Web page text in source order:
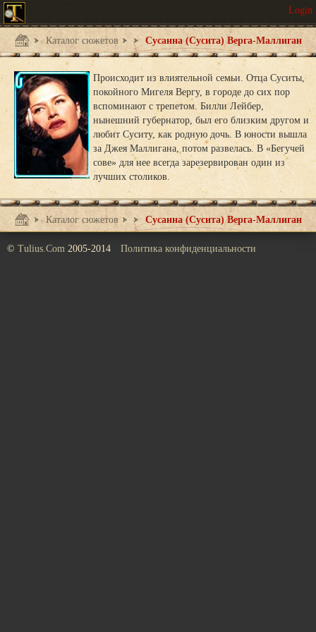
Каталог сюжетов Бегучая сова
Сусанна (Сусита) Верга-Маллиган
Происходит из влиятельной семьи. Отца Суситы,
покойного Мигеля Вергу, в городе до сих пор
вспоминают с трепетом. Билли Лейбер,
нынешний губернатор, был его близким другом и
любит Суситу, как родную дочь. В юности вышла
за Джея Маллигана, потом развелась. В «Бегучей
сове» для нее всегда зарезервирован один из
лучших столиков.
Каталог сюжетов Бегучая сова
Сусанна (Сусита) Верга-Маллиган
© Tulius.Com 2005-2014 Политика конфиденциальности